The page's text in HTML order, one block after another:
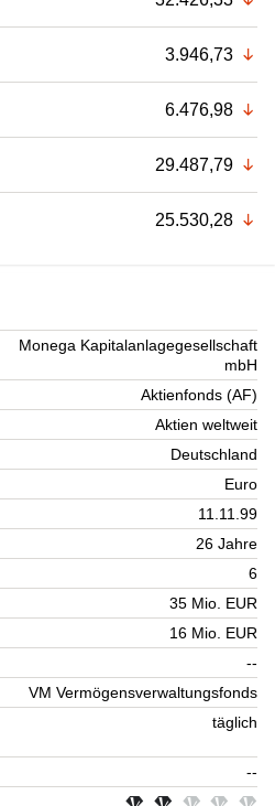
3.946,73
6.476,98
29.487,79
25.530,28
Monega Kapitalanlagegesellschaft
mbH
Aktienfonds (AF)
Aktien weltweit
Deutschland
Euro
11.11.99
26 Jahre
6
35 Mio. EUR
16 Mio. EUR
--
VM Vermögensverwaltungsfonds
täglich
--